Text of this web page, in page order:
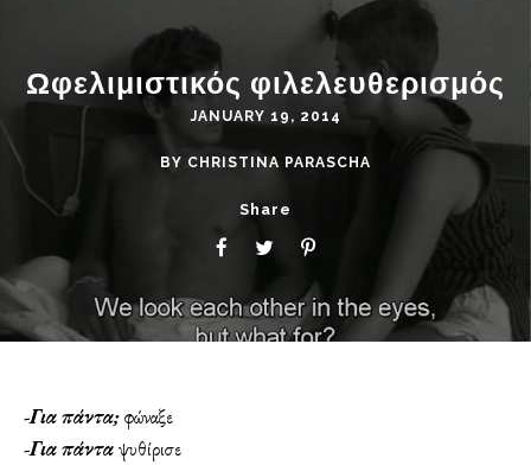
Ωφελιμιστικός φιλελευθερισμός
JANUARY 19, 2014
BY CHRISTINA PARASCHA
Share
-Για πάντα;φώναξε
-Για πάνταψυθίρισε